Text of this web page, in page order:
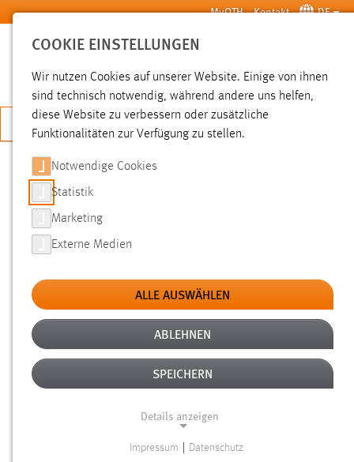
Zum Hauptinhalt springen MyOTH Kontakt DE
SUCHE
JETZT BEWERBEN
SUCHE
FILTER
Typ
Erstellungsdatum
Alter
COOKIE EINSTELLUNGEN
Wir nutzen Cookies auf unserer Website. Einige von ihnen
sind technisch notwendig, während andere uns helfen,
diese Website zu verbessern oder zusätzliche
Funktionalitäten zur Verfügung zu stellen.
Notwendige Cookies
Statistik
Marketing
Externe Medien
ALLE AUSWÄHLEN
ABLEHNEN
SPEICHERN
Details anzeigen
Impressum Datenschutz